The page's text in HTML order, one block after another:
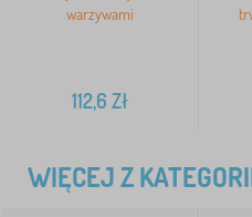
warzywami
112,6 Zł
WIĘCEJ Z